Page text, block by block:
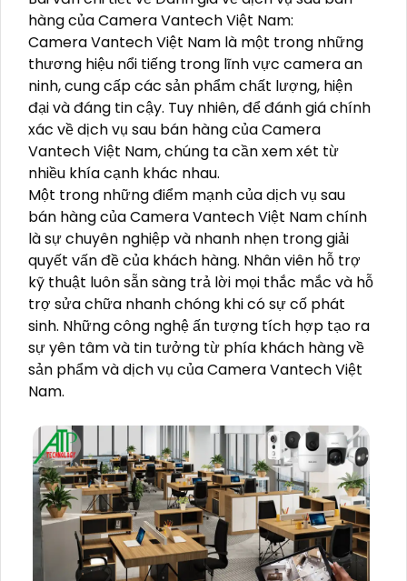
hàng của Camera Vantech Việt Nam:
Camera Vantech Việt Nam là một trong những
thương hiệu nổi tiếng trong lĩnh vực camera an
ninh, cung cấp các sản phẩm chất lượng, hiện
đại và đáng tin cậy. Tuy nhiên, để đánh giá chính
xác về dịch vụ sau bán hàng của Camera
Vantech Việt Nam, chúng ta cần xem xét từ
nhiều khía cạnh khác nhau.
Một trong những điểm mạnh của dịch vụ sau
bán hàng của Camera Vantech Việt Nam chính
là sự chuyên nghiệp và nhanh nhẹn trong giải
quyết vấn đề của khách hàng. Nhân viên hỗ trợ
kỹ thuật luôn sẵn sàng trả lời mọi thắc mắc và hỗ
trợ sửa chữa nhanh chóng khi có sự cố phát
sinh. Những công nghệ ấn tượng tích hợp tạo ra
sự yên tâm và tin tưởng từ phía khách hàng về
sản phẩm và dịch vụ của Camera Vantech Việt
Nam.